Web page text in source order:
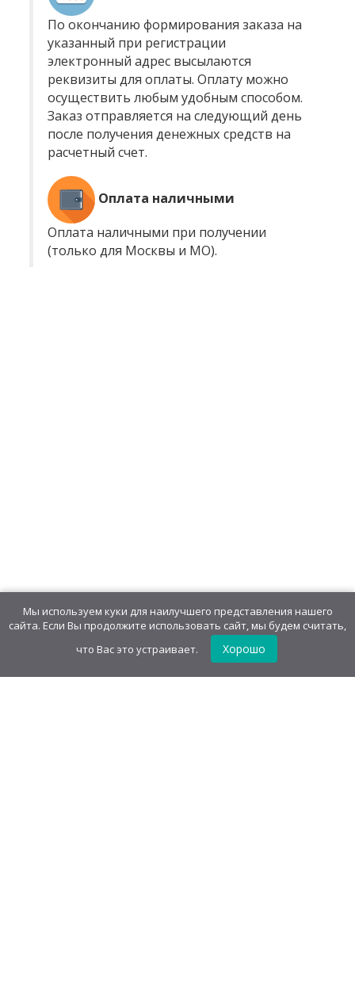
По окончанию формирования заказа на
указанный при регистрации
электронный адрес высылаются
реквизиты для оплаты. Оплату можно
осуществить любым удобным способом.
Заказ отправляется на следующий день
после получения денежных средств на
расчетный счет.
Оплата наличными
Оплата наличными при получении
(только для Москвы и МО).
Мы используем куки для наилучшего представления нашего
сайта. Если Вы продолжите использовать сайт, мы будем считать,
что Вас это устраивает.
Хорошо